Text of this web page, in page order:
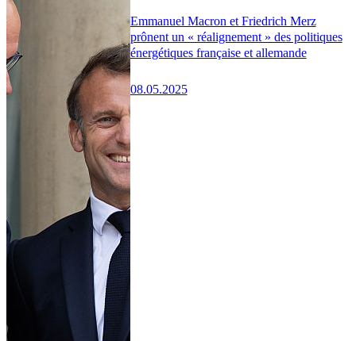
Emmanuel Macron et Friedrich Merz
prônent un « réalignement » des politiques
énergétiques française et allemande
08.05.2025